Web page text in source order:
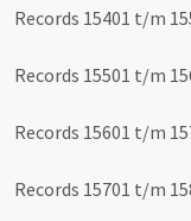
Records 15401 t/m
Records 15501 t/m
Records 15601 t/m
Records 15701 t/m